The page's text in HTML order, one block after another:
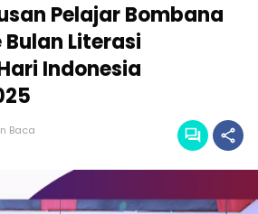
Pelajar Bombana
Literasi
Indonesia
Baca